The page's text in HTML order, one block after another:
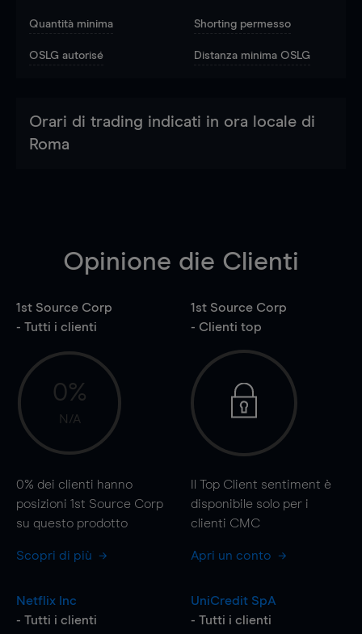
Quantità minima Shorting permesso
OSLG autorisé Distanza minima OSLG
Orari di trading indicati in ora locale di
Roma
Opinione die Clienti
1st Source Corp
- Tutti i clienti
0%
N/A
0% dei clienti hanno
posizioni 1st Source Corp
su questo prodotto
Scopri di più
1st Source Corp
- Clienti top
Il Top Client sentiment è
disponibile solo per i
clienti CMC
Apri un conto
Netflix Inc
- Tutti i clienti
UniCredit SpA
- Tutti i clienti